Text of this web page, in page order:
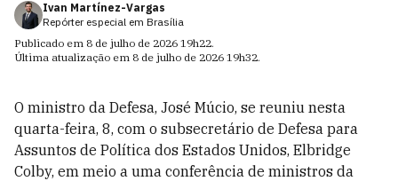
Ivan Martínez-Vargas
Repórter especial em Brasília
Publicado em 8 de julho de 2026 19h22.
Última atualização em 8 de julho de 2026 19h32.
O ministro da Defesa, José Múcio, se reuniu nesta
quarta-feira, 8, com o subsecretário de Defesa para
Assuntos de Política dos Estados Unidos, Elbridge
Colby, em meio a uma conferência de ministros da